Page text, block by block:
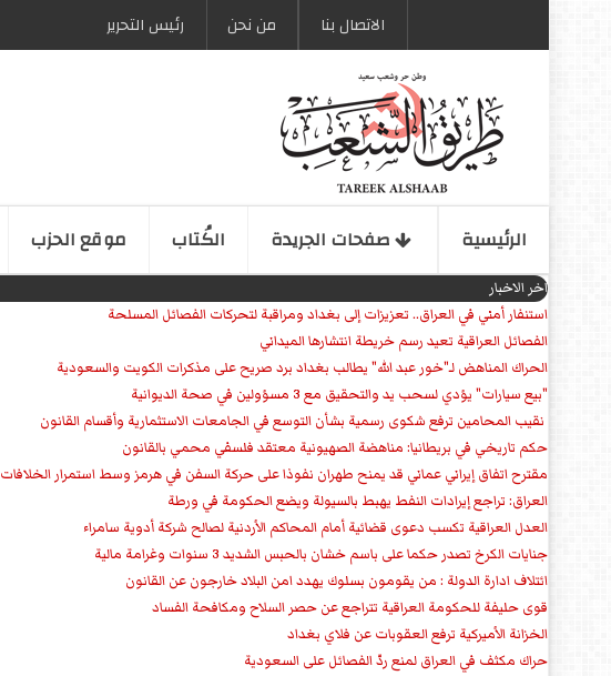
الاتصال بنا من نحن رئیس التحریر
الرئیسیة صفحات الجریدة الكُتاب موقع الحزب
اخر الاخبار
استنفار أمني في العراق.. تعزيزات إلى بغداد ومراقبة لتحركات الفصائل المسلحة
الفصائل العراقية تعيد رسم خريطة انتشارها الميداني
الحراك المناهض لـ"خور عبد الله" يطالب بغداد برد صريح على مذكرات الكويت والسعودية
"بيع سيارات" يؤدي لسحب يد والتحقيق مع 3 مسؤولين في صحة الديوانية
‏ نقيب المحامين ترفع شكوى رسمية بشأن التوسع في الجامعات الاستثمارية وأقسام القانون
حكم تاريخي في بريطانيا: مناهضة الصهيونية معتقد فلسفي محمي بالقانون
مقترح اتفاق إيراني عماني قد يمنح طهران نفوذا على حركة السفن في هرمز وسط استمرار الخلافات
العراق: تراجع إيرادات النفط يهبط بالسيولة ويضع الحكومة في ورطة
العدل العراقية تكسب دعوى قضائية أمام المحاكم الأردنية لصالح شركة أدوية سامراء
جنايات الكرخ تصدر حكما على باسم خشان بالحبس الشديد 3 سنوات وغرامة مالية
ائتلاف ادارة الدولة : من يقومون بسلوك يهدد امن البلاد خارجون عن القانون
قوى حليفة للحكومة العراقية تتراجع عن حصر السلاح ومكافحة الفساد
الخزانة الأميركية ترفع العقوبات عن فلاي بغداد
حراك مكثف في العراق لمنع ردّ الفصائل على السعودية